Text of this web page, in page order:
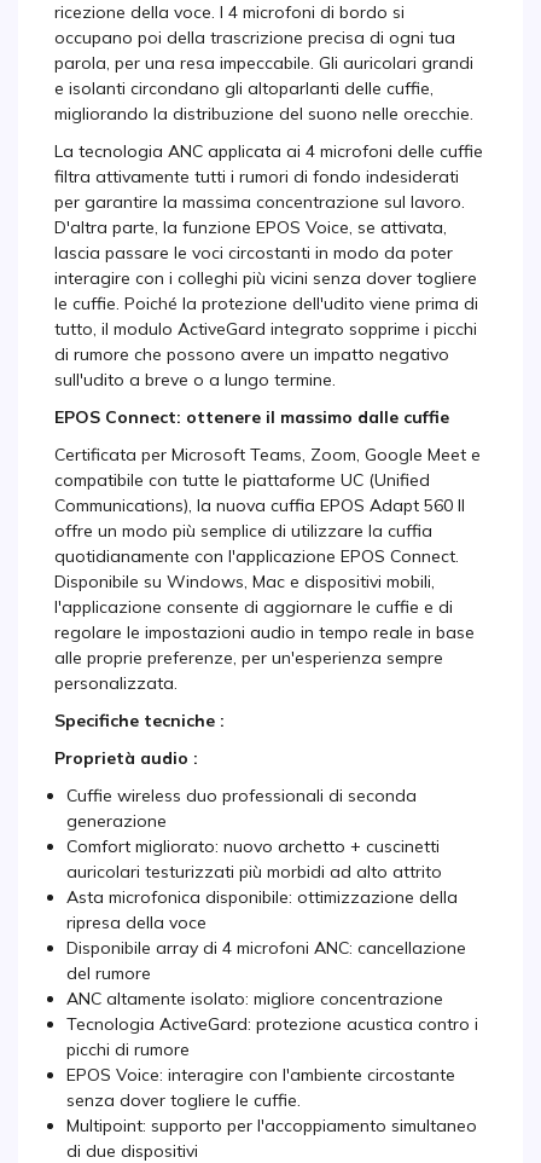
ricezione della voce. I 4 microfoni di bordo si
occupano poi della trascrizione precisa di ogni tua
parola, per una resa impeccabile. Gli auricolari grandi
e isolanti circondano gli altoparlanti delle cuffie,
migliorando la distribuzione del suono nelle orecchie.
La tecnologia ANC applicata ai 4 microfoni delle cuffie
filtra attivamente tutti i rumori di fondo indesiderati
per garantire la massima concentrazione sul lavoro.
D'altra parte, la funzione EPOS Voice, se attivata,
lascia passare le voci circostanti in modo da poter
interagire con i colleghi più vicini senza dover togliere
le cuffie. Poiché la protezione dell'udito viene prima di
tutto, il modulo ActiveGard integrato sopprime i picchi
di rumore che possono avere un impatto negativo
sull'udito a breve o a lungo termine.
EPOS Connect: ottenere il massimo dalle cuffie
Certificata per Microsoft Teams, Zoom, Google Meet e
compatibile con tutte le piattaforme UC (Unified
Communications), la nuova cuffia EPOS Adapt 560 II
offre un modo più semplice di utilizzare la cuffia
quotidianamente con l'applicazione EPOS Connect.
Disponibile su Windows, Mac e dispositivi mobili,
l'applicazione consente di aggiornare le cuffie e di
regolare le impostazioni audio in tempo reale in base
alle proprie preferenze, per un'esperienza sempre
personalizzata.
Specifiche tecniche :
Proprietà audio :
Cuffie wireless duo professionali di seconda
generazione
Comfort migliorato: nuovo archetto + cuscinetti
auricolari testurizzati più morbidi ad alto attrito
Asta microfonica disponibile: ottimizzazione della
ripresa della voce
Disponibile array di 4 microfoni ANC: cancellazione
del rumore
ANC altamente isolato: migliore concentrazione
Tecnologia ActiveGard: protezione acustica contro i
picchi di rumore
EPOS Voice: interagire con l'ambiente circostante
senza dover togliere le cuffie.
Multipoint: supporto per l'accoppiamento simultaneo
di due dispositivi